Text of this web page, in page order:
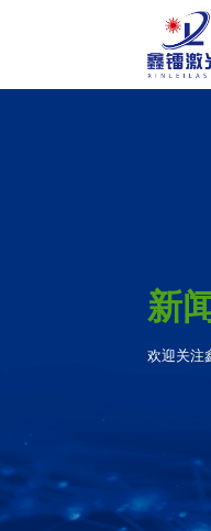
新
欢迎关注